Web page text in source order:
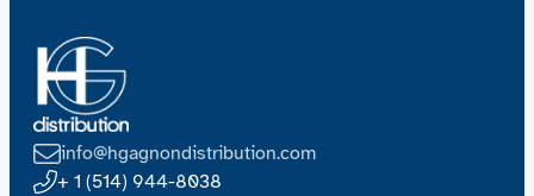
info@hgagnondistribution.com
+ 1 (514) 944-8038